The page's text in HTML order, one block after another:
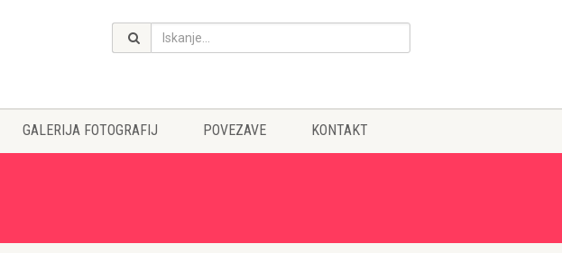
GALERIJA FOTOGRAFIJ POVEZAVE KONTAKT